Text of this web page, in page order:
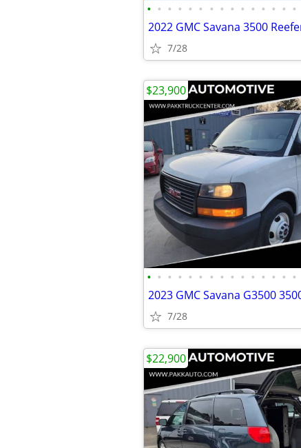
• • • • • • • • • • • • • • •
7/28
• • • • • • • • • • • • • • •
7/28
$23,900
$22,900